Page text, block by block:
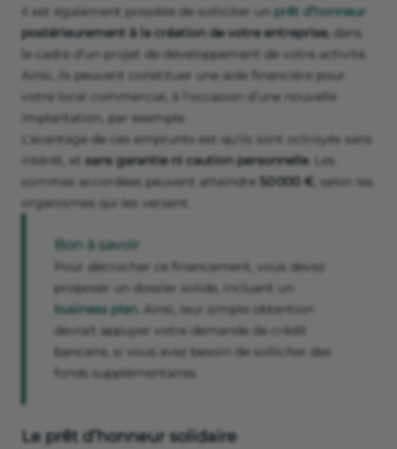
Il est également possible de solliciter un prêt d’honneur
postérieurement à la création de votre entreprise, dans
le cadre d’un projet de développement de votre activité.
Ainsi, ils peuvent constituer une aide financière pour
votre local commercial, à l'occasion d’une nouvelle
implantation, par exemple.
L’avantage de ces emprunts est qu’ils sont octroyés sans
intérêt, et sans garantie ni caution personnelle. Les
sommes accordées peuvent atteindre 50 000 €
, selon les
organismes qui les versent.
Bon à savoir
Pour décrocher ce financement, vous devez
proposer un dossier solide, incluant un
business plan. Ainsi, leur simple obtention
devrait appuyer votre demande de crédit
bancaire, si vous avez besoin de solliciter des
fonds supplémentaires.
Le prêt d’honneur solidaire